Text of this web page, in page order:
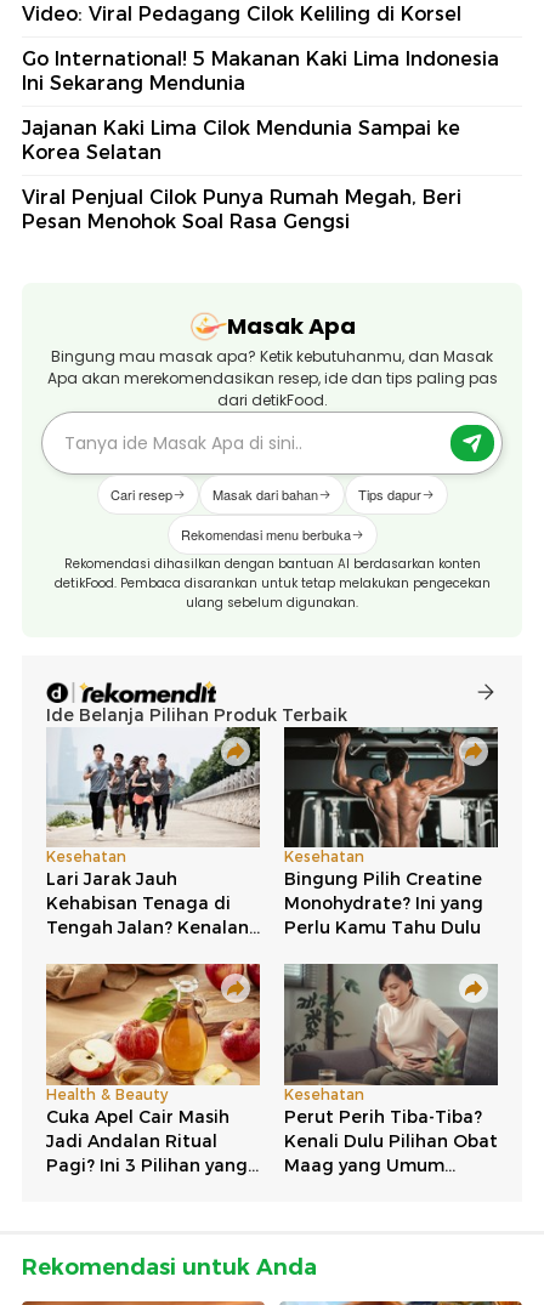
Video: Viral Pedagang Cilok Keliling di Korsel
Go International! 5 Makanan Kaki Lima Indonesia
Ini Sekarang Mendunia
Jajanan Kaki Lima Cilok Mendunia Sampai ke
Korea Selatan
Viral Penjual Cilok Punya Rumah Megah, Beri
Pesan Menohok Soal Rasa Gengsi
Masak Apa
Bingung mau masak apa? Ketik kebutuhanmu, dan Masak
Apa akan merekomendasikan resep, ide dan tips paling pas
dari detikFood.
Cari resep Masak dari bahan Tips dapur
Rekomendasi menu berbuka
Rekomendasi dihasilkan dengan bantuan AI berdasarkan konten
detikFood. Pembaca disarankan untuk tetap melakukan pengecekan
ulang sebelum digunakan.
Rekomendasi untuk Anda